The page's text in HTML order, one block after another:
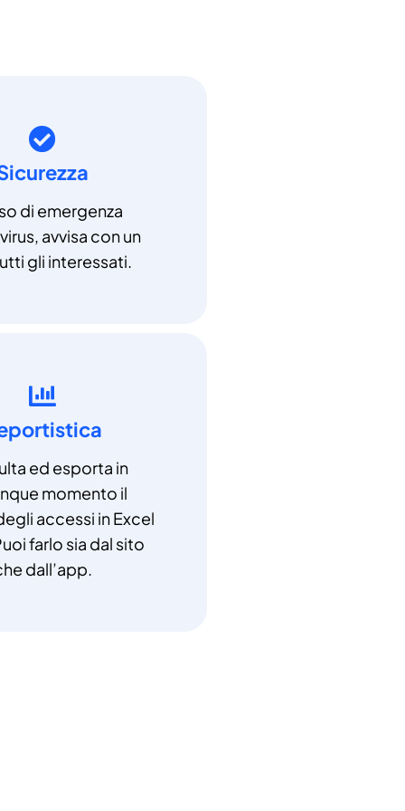
di emergenza
avvisa con un
gli interessati.
ed esporta in
momento il
accessi in Excel
farlo sia dal sito
dall’app.